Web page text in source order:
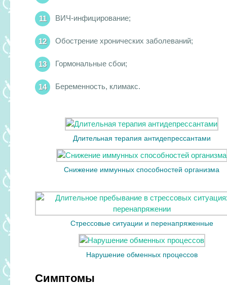
ВИЧ-инфицирование;
Обострение хронических заболеваний;
Гормональные сбои;
Беременность, климакс.
Длительная терапия антидепрессантами
Снижение иммунных способностей организма
Стрессовые ситуации и перенапряженные
Нарушение обменных процессов
Симптомы